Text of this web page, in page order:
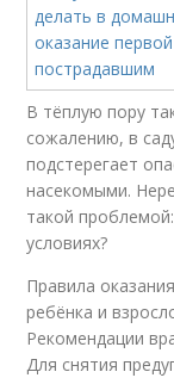
В тёплую пору
сожалению, в
подстерегает
насекомыми.
такой
условиях?
Правила
ребёнка и
Рекомендации
Для снятия